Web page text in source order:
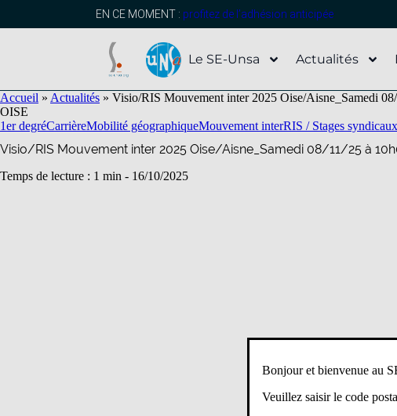
EN CE MOMENT : profitez de l’adhésion anticipée
Le SE-Unsa Actualités
Accueil » Actualités » Visio/RIS Mouvement inter 2025 Oise/Aisne_Samedi
OISE
1er degréCarrièreMobilité géographiqueMouvement interRIS / Stages syndicaux
Visio/RIS Mouvement inter 2025 Oise/Aisne_Samedi 08/11/25 à
Temps de lecture : 1 min - 16/10/2025
Bonjour et bienvenue au
Veuillez saisir le code